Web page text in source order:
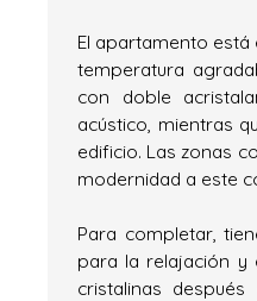
El apartamento está
temperatura
con doble
acústico, mientras
edificio. Las zonas
modernidad a este
Para completar,
para la relajación y
cristalinas